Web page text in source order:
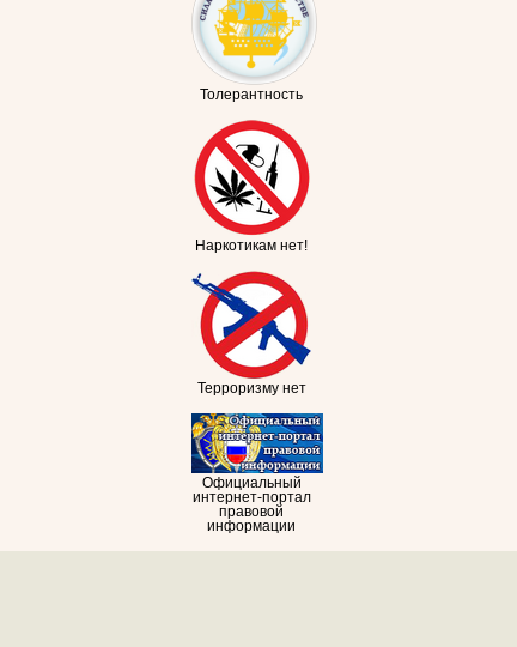
Толерантность
Наркотикам нет!
Терроризму нет
Официальный
интернет-портал
правовой
информации